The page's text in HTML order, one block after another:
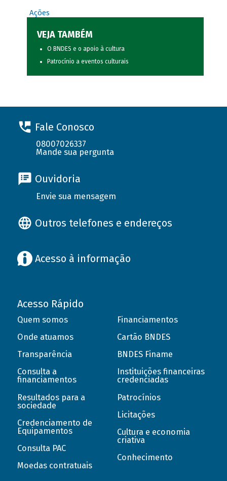
Ações
VEJA TAMBÉM
O BNDES e o apoio à cultura
Patrocínio a eventos culturais
Fale Conosco
08007026337
Mande sua pergunta
Ouvidoria
Envie sua mensagem
Outros telefones e endereços
Acesso à informação
Acesso Rápido
Quem somos
Onde atuamos
Transparência
Consulta a
financiamentos
Resultados para a
sociedade
Credenciamento de
Equipamentos
Consulta PAC
Moedas contratuais
Financiamentos
Cartão BNDES
BNDES Finame
Instituições financeiras
credenciadas
Patrocínios
Licitações
Cultura e economia
criativa
Conhecimento